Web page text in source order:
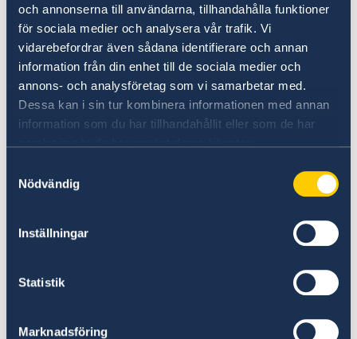
och annonserna till användarna, tillhandahålla funktioner
för sociala medier och analysera vår trafik. Vi
vidarebefordrar även sådana identifierare och annan
information från din enhet till de sociala medier och
annons- och analysföretag som vi samarbetar med.
Dessa kan i sin tur kombinera informationen med annan
information som du har tillhandahållit eller som de har
Nödvändig
Inställningar
Statistik
Marknadsföring
UD:s reseinformation direkt i fickan
I appen UD Resklar finns råd och
reseinformation om världens länder från
Sveriges ambassader.
Om UD Resklar på regeringen.se